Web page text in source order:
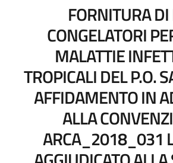
FORNITURA
CONGELATORI
MALATTIE
TROPICALI DEL P.O.
AFFIDAMENTO IN
ALLA
ARCA_2018_031